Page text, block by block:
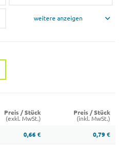
weitere anzeigen
Preis / Stück
(exkl. MwSt.)
Preis / Stück
(inkl. MwSt.)
0,66 € 0,79 €